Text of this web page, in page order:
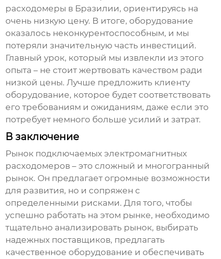
расходомеры в Бразилии, ориентируясь на
очень низкую цену. В итоге, оборудование
оказалось неконкурентоспособным, и мы
потеряли значительную часть инвестиций.
Главный урок, который мы извлекли из этого
опыта – не стоит жертвовать качеством ради
низкой цены. Лучше предложить клиенту
оборудование, которое будет соответствовать
его требованиям и ожиданиям, даже если это
потребует немного больше усилий и затрат.
В заключение
Рынок подключаемых электромагнитных
расходомеров – это сложный и многогранный
рынок. Он предлагает огромные возможности
для развития, но и сопряжен с
определенными рисками. Для того, чтобы
успешно работать на этом рынке, необходимо
тщательно анализировать рынок, выбирать
надежных поставщиков, предлагать
качественное оборудование и обеспечивать